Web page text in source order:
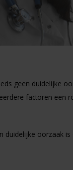
geen duidelijke
factoren
duidelijke oorzaak